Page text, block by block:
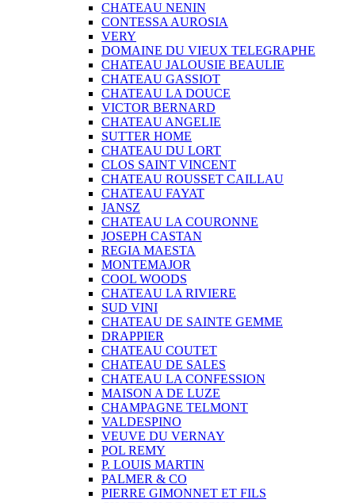
CHATEAU NENIN
CONTESSA AUROSIA
VERY
DOMAINE DU VIEUX TELEGRAPHE
CHATEAU JALOUSIE BEAULIE
CHATEAU GASSIOT
CHATEAU LA DOUCE
VICTOR BERNARD
CHATEAU ANGELIE
SUTTER HOME
CHATEAU DU LORT
CLOS SAINT VINCENT
CHATEAU ROUSSET CAILLAU
CHATEAU FAYAT
JANSZ
CHATEAU LA COURONNE
JOSEPH CASTAN
REGIA MAESTA
MONTEMAJOR
COOL WOODS
CHATEAU LA RIVIERE
SUD VINI
CHATEAU DE SAINTE GEMME
DRAPPIER
CHATEAU COUTET
CHATEAU DE SALES
CHATEAU LA CONFESSION
MAISON A DE LUZE
CHAMPAGNE TELMONT
VALDESPINO
VEUVE DU VERNAY
POL REMY
P. LOUIS MARTIN
PALMER & CO
PIERRE GIMONNET ET FILS